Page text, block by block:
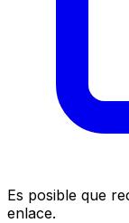
Es posible que
enlace.